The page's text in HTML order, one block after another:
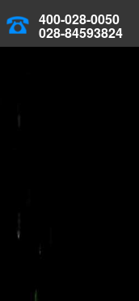
400-028-0050
028-84593824